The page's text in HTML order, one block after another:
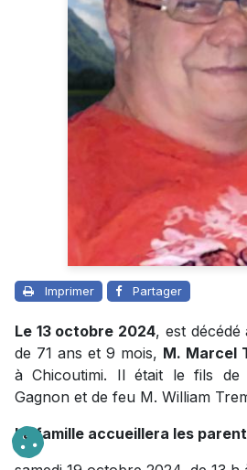
Imprimer Partager
Le 13 octobre 2024, est décédé
de 71 ans et 9 mois, M. Marcel
à Chicoutimi. Il était le fils de
Gagnon et de feu M. William
La famille accueillera les